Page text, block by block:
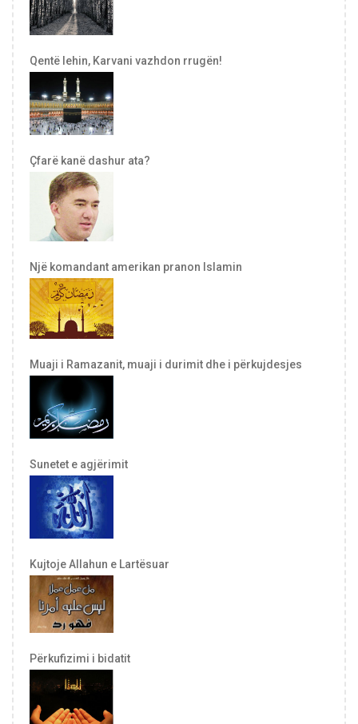
Qentë lehin, Karvani vazhdon rrugën!
Çfarë kanë dashur ata?
Një komandant amerikan pranon Islamin
Muaji i Ramazanit, muaji i durimit dhe i përkujdesjes
Sunetet e agjërimit
Kujtoje Allahun e Lartësuar
Përkufizimi i bidatit